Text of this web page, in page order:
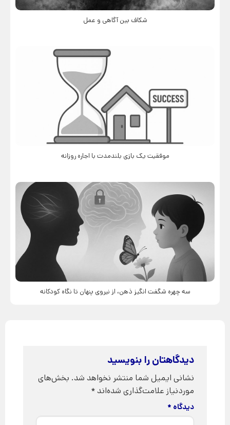
شکاف بین آگاهی و عمل
موفقیت یک بازی بلندمدت با اجاره روزانه
سه چهره شگفت انگیز ذهن، از نیروی پنهان تا نگاه کودکانه
دیدگاهتان را بنویسید
نشانی ایمیل شما منتشر نخواهد شد. بخش‌های
موردنیاز علامت‌گذاری شده‌اند*
دیدگاه *